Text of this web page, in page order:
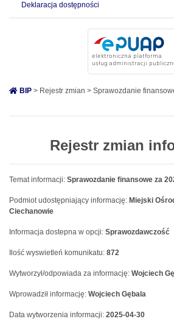
Deklaracja dostępności
BIP > Rejestr zmian > Sprawozdanie
Rejestr zmian
Temat informacji: Sprawozdanie finansowe za
Podmiot udostępniający informację: Miejski
Ciechanowie
Informacja dostepna w opcji: Sprawozdawczość
Ilość wyswietleń komunikatu: 872
Wytworzył/odpowiada za informację: Wojciech
Wprowadził informację: Wojciech Gębala
Data wytworzenia informacji: 2025-04-30